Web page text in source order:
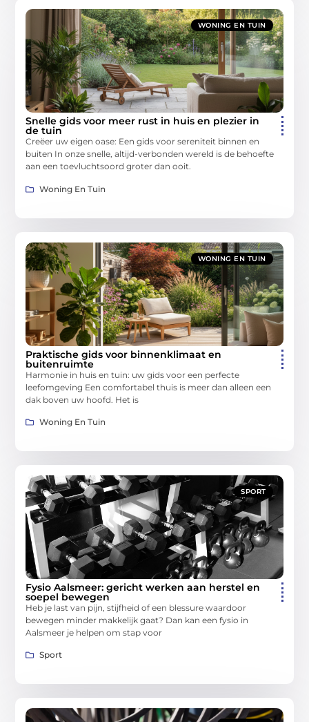
WONING EN TUIN
Snelle gids voor meer rust in huis en plezier in
de tuin
Creëer uw eigen oase: Een gids voor sereniteit binnen en
buiten In onze snelle, altijd-verbonden wereld is de behoefte
aan een toevluchtsoord groter dan ooit.
Woning En Tuin
WONING EN TUIN
Praktische gids voor binnenklimaat en
buitenruimte
Harmonie in huis en tuin: uw gids voor een perfecte
leefomgeving Een comfortabel thuis is meer dan alleen een
dak boven uw hoofd. Het is
Woning En Tuin
SPORT
Fysio Aalsmeer: gericht werken aan herstel en
soepel bewegen
Heb je last van pijn, stijfheid of een blessure waardoor
bewegen minder makkelijk gaat? Dan kan een fysio in
Aalsmeer je helpen om stap voor
Sport